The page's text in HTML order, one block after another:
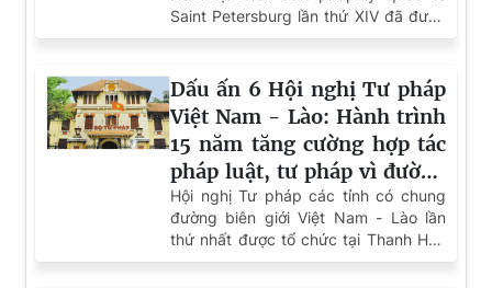
Thứ trưởng Bộ Tư pháp Nguyễn Thanh Tịnh: Sớm
nhất